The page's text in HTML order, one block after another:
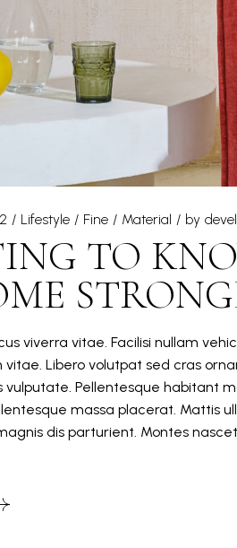
Lifestyle Fine Material by
TO
viverra vitae. Facilisi nullam
vitae. Libero volutpat sed cras
vulputate. Pellentesque habitant
massa placerat. Mattis
dis parturient. Montes